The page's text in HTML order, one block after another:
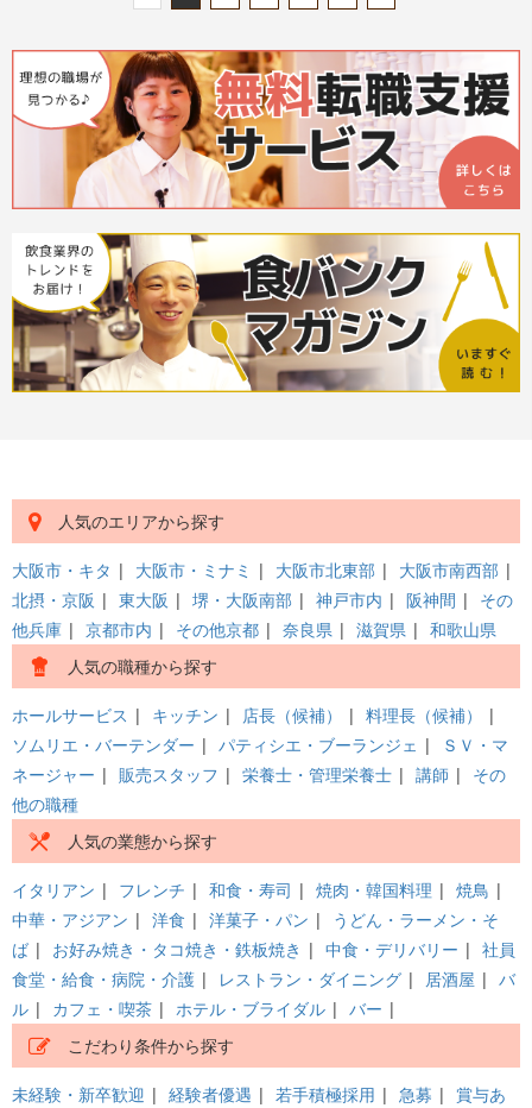
人気のエリアから探す
大阪市・キタ | 大阪市・ミナミ | 大阪市北東部 | 大阪市南西部 |
北摂・京阪 | 東大阪 | 堺・大阪南部 | 神戸市内 | 阪神間 | その
他兵庫 | 京都市内 | その他京都 | 奈良県 | 滋賀県 | 和歌山県
人気の職種から探す
ホールサービス | キッチン | 店長（候補） | 料理長（候補）
|
ソムリエ・バーテンダー | パティシエ・ブーランジェ |
ＳＶ・マ
ネージャー | 販売スタッフ | 栄養士・管理栄養士 | 講師 | その
他の職種
人気の業態から探す
イタリアン | フレンチ | 和食・寿司 | 焼肉・韓国料理 | 焼鳥 |
中華・アジアン | 洋食 | 洋菓子・パン |
うどん・ラーメン・そ
ば | お好み焼き・タコ焼き・鉄板焼き | 中食・デリバリー | 社員
食堂・給食・病院・介護 | レストラン・ダイニング | 居酒屋 | バ
ル | カフェ・喫茶 | ホテル・ブライダル | バー |
こだわり条件から探す
未経験・新卒歓迎 | 経験者優遇 | 若手積極採用 | 急募 | 賞与あ